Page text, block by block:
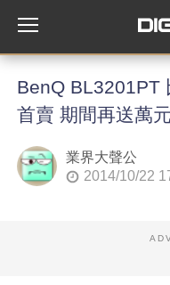
BenQ BL3201PT
首賣 期間再送萬
業界大聲公
2014/10/22